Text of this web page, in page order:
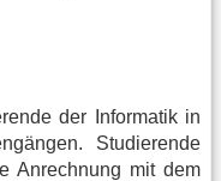
der Informatik in
Studierende
Anrechnung mit dem